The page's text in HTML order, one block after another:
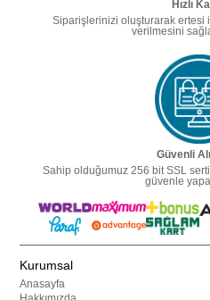
Hızlı
Siparişlerinizi oluşturarak ertesi
verilmesini
Güvenli
Sahip olduğumuz 256 bit SSL
güvenle
Kurumsal
Anasayfa